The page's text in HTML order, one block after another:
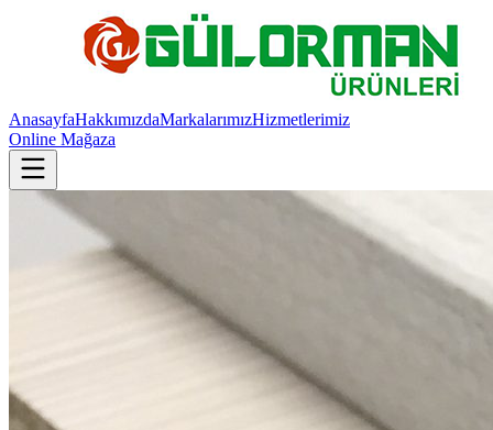
AnasayfaHakkımızdaMarkalarımızHizmetlerimiz
Online Mağaza